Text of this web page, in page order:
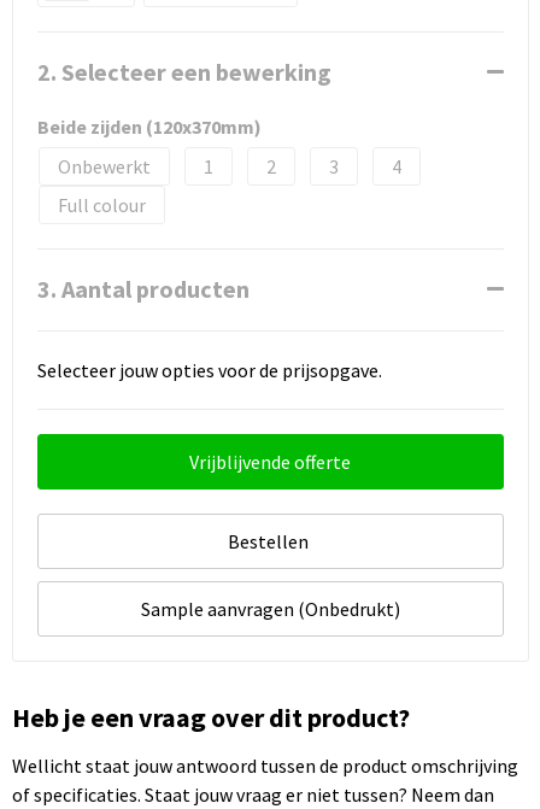
2. Selecteer een bewerking
Beide zijden (120x370mm)
Onbewerkt
1 2 3
4
Full colour
3. Aantal producten
Selecteer jouw opties voor de prijsopgave.
Vrijblijvende offerte
Bestellen
Sample aanvragen (Onbedrukt)
Heb je een vraag over dit product?
Wellicht staat jouw antwoord tussen de product omschrijving
of specificaties. Staat jouw vraag er niet tussen? Neem dan